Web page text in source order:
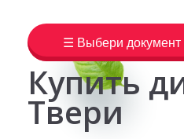
☰ Выбери документ
Купить
Твери